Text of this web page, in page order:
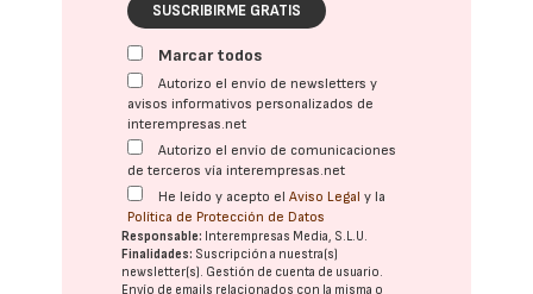
SUSCRIBIRME GRATIS
Marcar todos
Autorizo el envío de newsletters y
avisos informativos personalizados de
interempresas.net
Autorizo el envío de comunicaciones
de terceros vía interempresas.net
He leído y acepto elAviso Legal y la
Política de Protección de Datos
Responsable: Interempresas Media, S.L.U.
Finalidades: Suscripción a nuestra(s)
newsletter(s). Gestión de cuenta de usuario.
Envío de emails relacionados con la misma o